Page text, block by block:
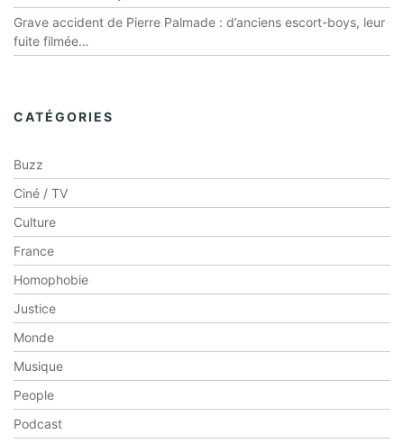
Grave accident de Pierre Palmade : d’anciens escort-boys, leur
fuite filmée…
CATÉGORIES
Buzz
Ciné / TV
Culture
France
Homophobie
Justice
Monde
Musique
People
Podcast